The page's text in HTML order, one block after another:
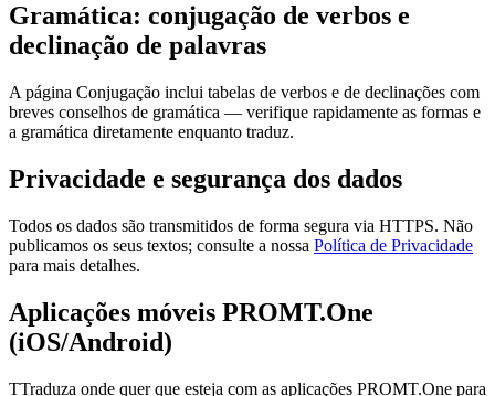
Gramática: conjugação de verbos e
declinação de palavras
A página Conjugação inclui tabelas de verbos e de declinações com
breves conselhos de gramática — verifique rapidamente as formas e
a gramática diretamente enquanto traduz.
Privacidade e segurança dos dados
Todos os dados são transmitidos de forma segura via HTTPS. Não
publicamos os seus textos; consulte a nossa Política de Privacidade
para mais detalhes.
Aplicações móveis PROMT.One
(iOS/Android)
TTraduza onde quer que esteja com as aplicações PROMT.One para